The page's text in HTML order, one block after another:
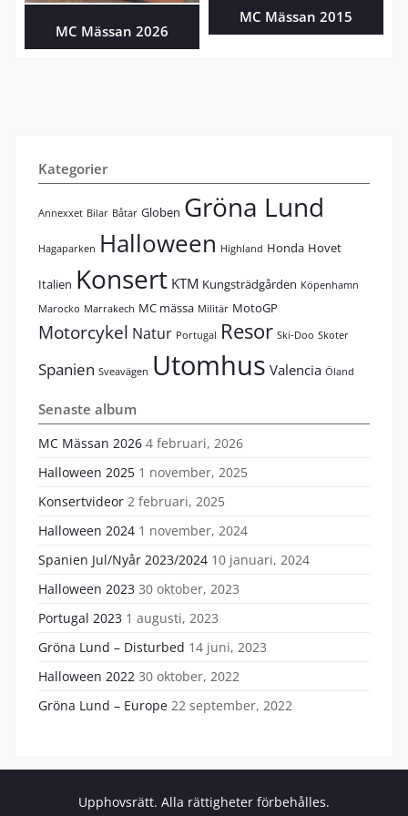
MC Mässan 2026
MC Mässan 2015
Kategorier
Annexxet Bilar Båtar Globen Gröna Lund
Hagaparken Halloween Highland Honda Hovet
Italien Konsert KTM Kungsträdgården Köpenhamn
Marocko Marrakech MC mässa Militär MotoGP
Motorcykel Natur Portugal Resor Ski-Doo Skoter
Spanien Sveavägen Utomhus Valencia Öland
Senaste album
MC Mässan 2026 4 februari, 2026
Halloween 2025 1 november, 2025
Konsertvideor 2 februari, 2025
Halloween 2024 1 november, 2024
Spanien Jul/Nyår 2023/2024 10 januari, 2024
Halloween 2023 30 oktober, 2023
Portugal 2023 1 augusti, 2023
Gröna Lund – Disturbed 14 juni, 2023
Halloween 2022 30 oktober, 2022
Gröna Lund – Europe 22 september, 2022
Upphovsrätt. Alla rättigheter förbehålles.